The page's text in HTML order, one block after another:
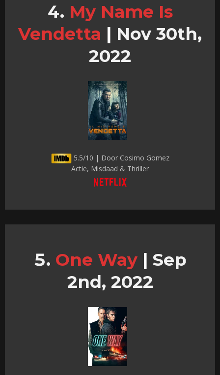
My Name Is
Vendetta | Nov 30th,
2022
5.5/10 | Door Cosimo Gomez
Actie, Misdaad & Thriller
One Way | Sep
2nd, 2022